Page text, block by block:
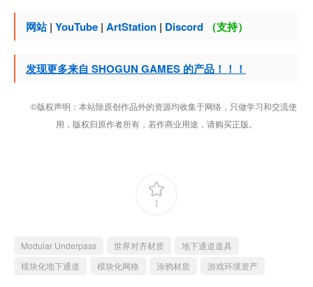
网站| YouTube | ArtStation | Discord （支持）
发现更多来自 SHOGUN GAMES 的产品！！！
©版权声明：本站除原创作品外的资源均收集于网络，只做学习和交流使
用，版权归原作者所有，若作商业用途，请购买正版。
1
Modular Underpass 世界对齐材质
地下通道道具
模块化地下通道
模块化网格 涂鸦材质 游戏环境资产